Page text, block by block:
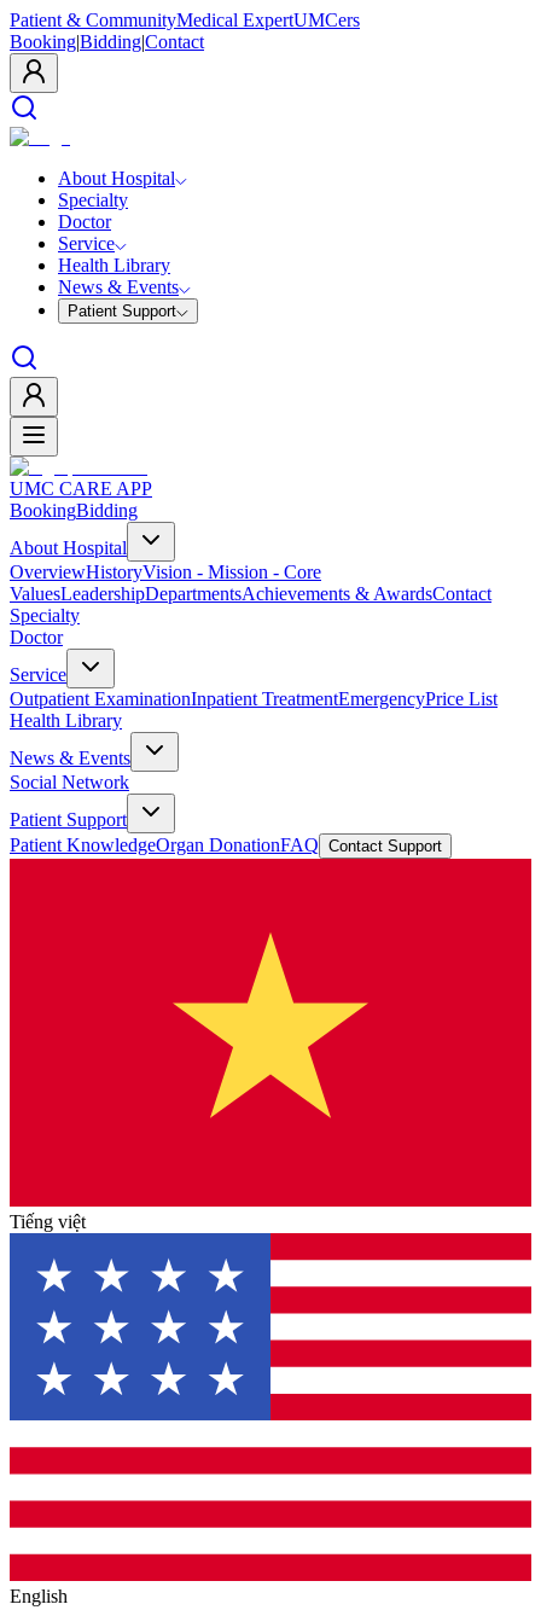
Patient & CommunityMedical ExpertUMCers
Booking|Bidding|Contact
About Hospital
Specialty
Doctor
Service
Health Library
News & Events
Patient Support
UMC CARE APP
BookingBidding
About Hospital
OverviewHistoryVision - Mission - Core
ValuesLeadershipDepartmentsAchievements & AwardsContact
Specialty
Doctor
Service
Outpatient ExaminationInpatient TreatmentEmergencyPrice List
Health Library
News & Events
Social Network
Patient Support
Patient KnowledgeOrgan DonationFAQ Contact Support
Tiếng việt
English